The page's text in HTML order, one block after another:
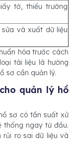
tờ, thiếu trường
sửa và xuất dữ liệu
hóa trước cách
tài liệu là hướng
sơ cần quản lý.
quản lý hồ
sơ có tần suất xử
thống ngay từ đầu.
rủi ro sai dữ liệu và